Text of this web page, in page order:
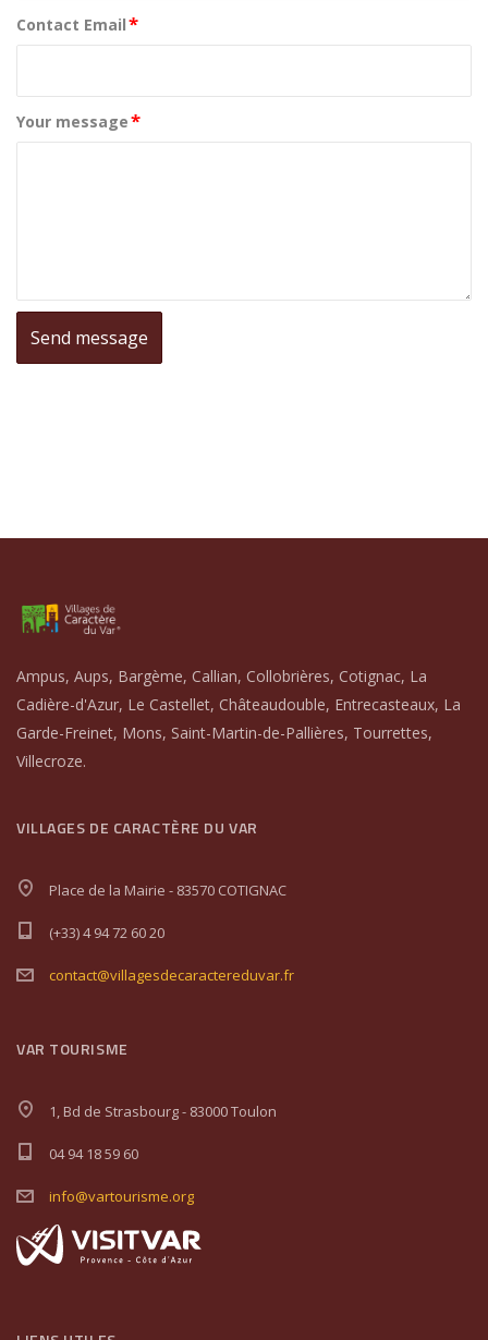
Contact Email*
Your message*
Ampus, Aups, Bargème, Callian, Collobrières, Cotignac, La
Cadière-d'Azur, Le Castellet, Châteaudouble, Entrecasteaux, La
Garde-Freinet, Mons, Saint-Martin-de-Pallières, Tourrettes,
Villecroze.
VILLAGES DE CARACTÈRE DU VAR
Place de la Mairie - 83570 COTIGNAC
(+33) 4 94 72 60 20
contact@villagesdecaractereduvar.fr
VAR TOURISME
1, Bd de Strasbourg - 83000 Toulon
04 94 18 59 60
info@vartourisme.org